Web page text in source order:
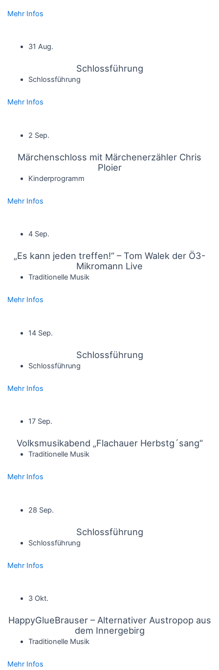
Mehr Infos
31 Aug.
Schlossführung
Schlossführung
Mehr Infos
2 Sep.
Märchenschloss mit Märchenerzähler Chris
Ploier
Kinderprogramm
Mehr Infos
4 Sep.
„Es kann jeden treffen!“ – Tom Walek der Ö3-
Mikromann Live
Traditionelle Musik
Mehr Infos
14 Sep.
Schlossführung
Schlossführung
Mehr Infos
17 Sep.
Volksmusikabend „Flachauer Herbstg´sang“
Traditionelle Musik
Mehr Infos
28 Sep.
Schlossführung
Schlossführung
Mehr Infos
3 Okt.
HappyGlueBrauser – Alternativer Austropop aus
dem Innergebirg
Traditionelle Musik
Mehr Infos